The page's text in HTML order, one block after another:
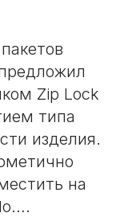
Zip Lock
типа
изделия.
на